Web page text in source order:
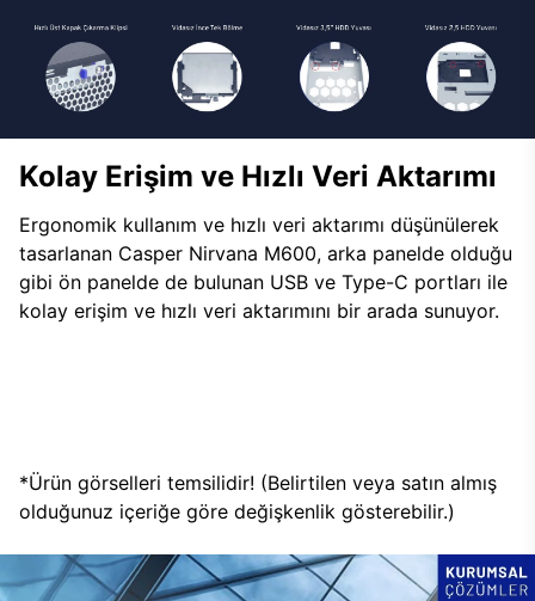
Kolay Erişim ve Hızlı Veri Aktarımı
Ergonomik kullanım ve hızlı veri aktarımı düşünülerek
tasarlanan Casper Nirvana M600, arka panelde olduğu
gibi ön panelde de bulunan USB ve Type-C portları ile
kolay erişim ve hızlı veri aktarımını bir arada sunuyor.
*Ürün görselleri temsilidir! (Belirtilen veya satın almış
olduğunuz içeriğe göre değişkenlik gösterebilir.)